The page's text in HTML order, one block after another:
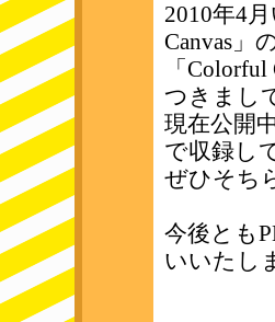
2010年4
Canvas」
「
つきまし
現在公開
で収録し
ぜひそち
今後とも
いいたし